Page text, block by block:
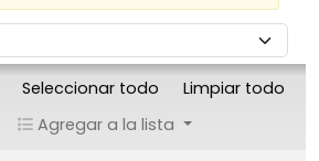
Seleccionar todo
Limpiar todo
Agregar a la lista